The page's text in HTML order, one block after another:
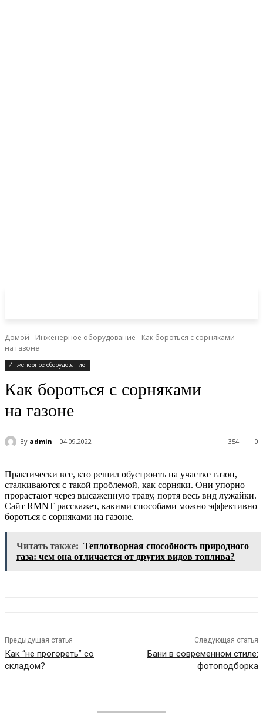
Домой Инженерное оборудование
Как бороться с сорняками
на газоне
Инженерное оборудование
Как бороться с сорняками
на газоне
By admin 04.09.2022 0
354
Практически все, кто решил обустроить на участке газон,
сталкиваются с такой проблемой, как сорняки. Они упорно
прорастают через высаженную траву, портя весь вид лужайки.
Сайт RMNT расскажет, какими способами можно эффективно
бороться с сорняками на газоне.
Читать также: Теплотворная способность природного
газа: чем она отличается от других видов топлива?
Предыдущая статья
Как “не прогореть” со
складом?
Следующая статья
Бани в современном стиле:
фотоподборка